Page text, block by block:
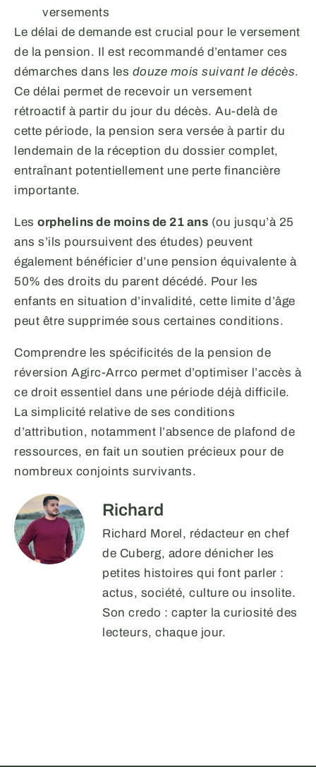
versements
Le délai de demande est crucial pour le versement
de la pension. Il est recommandé d’entamer ces
démarches dans les douze mois suivant le décès.
Ce délai permet de recevoir un versement
rétroactif à partir du jour du décès. Au-delà de
cette période, la pension sera versée à partir du
lendemain de la réception du dossier complet,
entraînant potentiellement une perte financière
importante.
Les orphelins de moins de 21 ans (ou jusqu’à 25
ans s’ils poursuivent des études) peuvent
également bénéficier d’une pension équivalente à
50% des droits du parent décédé. Pour les
enfants en situation d’invalidité, cette limite d’âge
peut être supprimée sous certaines conditions.
Comprendre les spécificités de la pension de
réversion Agirc-Arrco permet d’optimiser l’accès à
ce droit essentiel dans une période déjà difficile.
La simplicité relative de ses conditions
d’attribution, notamment l’absence de plafond de
ressources, en fait un soutien précieux pour de
nombreux conjoints survivants.
Richard
Richard Morel, rédacteur en chef
de Cuberg, adore dénicher les
petites histoires qui font parler :
actus, société, culture ou insolite.
Son credo : capter la curiosité des
lecteurs, chaque jour.